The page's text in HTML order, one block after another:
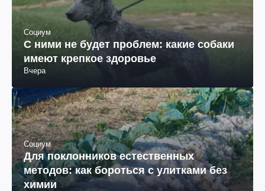
Социум
С ними не будет проблем: какие собаки
имеют крепкое здоровье
Вчера
Социум
Для поклонников естественных
методов: как бороться с улитками без
химии